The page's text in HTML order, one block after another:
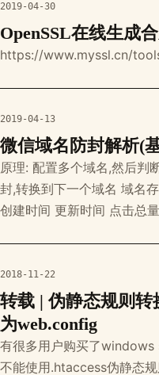
2019-04-30
OpenSSL在线生成
https://www.myssl.cn/
2019-04-13
微信域名防封解析(
原理: 配置多个域名,然后判
封,转换到下一个域名 域名
创建时间 更新时间 点击总
跳转的域名是否已经被封禁,
2018-11-22
转载 | 伪静态规则转
为web.config
有很多用户购买了
不能使用.htaccess伪静态